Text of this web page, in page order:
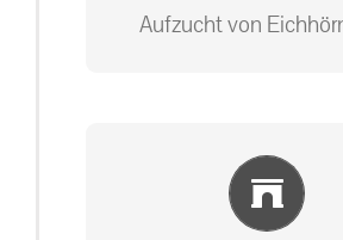
Aufzucht von
auf: 0162-
Einlernung und